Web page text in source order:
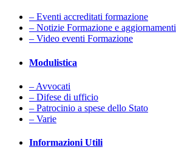
– Eventi accreditati formazione
– Notizie Formazione e aggiornamenti
– Video eventi Formazione
Modulistica
– Avvocati
– Difese di ufficio
– Patrocinio a spese dello Stato
– Varie
Informazioni Utili